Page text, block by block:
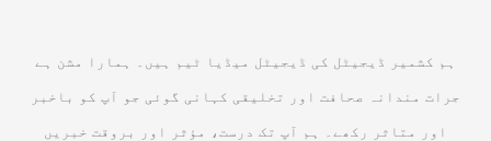
ہم کشمیر ڈیجیٹل کی ڈیجیٹل میڈیا ٹیم ہیں۔ ہمارا مشن ہے
جرات مندانہ صحافت اور تخلیقی کہانی گوئی جو آپ کو باخبر
اور متاثر رکھے۔ ہم آپ تک درست، مؤثر اور بروقت خبریں